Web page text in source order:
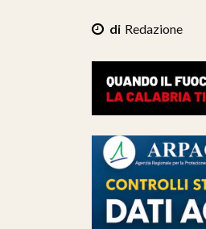
Redazione